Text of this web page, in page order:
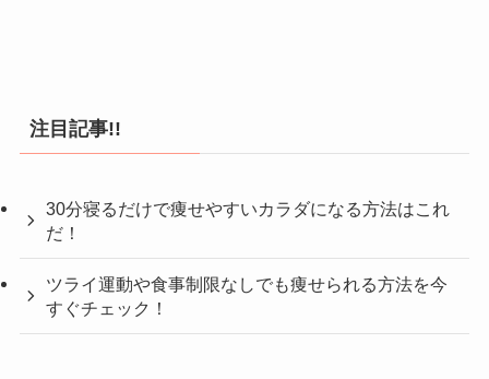
注目記事!!
30分寝るだけで痩せやすいカラダになる方法はこれ
だ！
ツライ運動や食事制限なしでも痩せられる方法を今
すぐチェック！